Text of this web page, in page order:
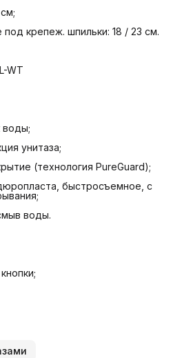
крепеж. шпильки: 18 / 23 см.
WT
воды;
унитаза;
(технология PureGuard);
быстросъемное, с
воды.